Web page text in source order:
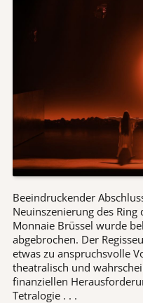
Beeindruckender
Neuinszenierung des
Monnaie Brüssel wurde
abgebrochen. Der
etwas zu anspruchsvolle
theatralisch und
finanziellen
Tetralogie . . .